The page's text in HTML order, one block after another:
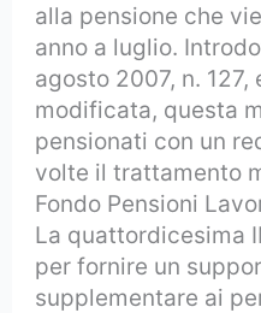
alla pensione che
anno a luglio.
agosto 2007, n.
modificata, questa
pensionati con un
volte il trattamento
Fondo Pensioni
La quattordicesima
per fornire un
supplementare ai